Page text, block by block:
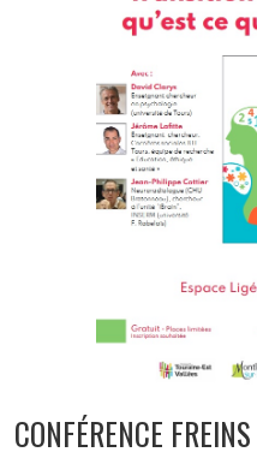
CONFÉRENCE